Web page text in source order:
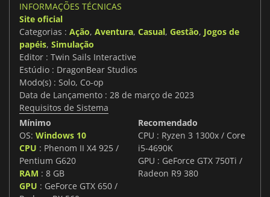
INFORMAÇÕES TÉCNICAS
Site oficial
Categorias : Ação, Aventura, Casual, Gestão, Jogos de
papéis, Simulação
Editor : Twin Sails Interactive
Estúdio : DragonBear Studios
Modo(s) : Solo, Co-op
Data de Lançamento : 28 de março de 2023
Requisitos de Sistema
Mínimo
OS: Windows 10
CPU : Phenom II X4 925 /
Pentium G620
RAM : 8 GB
GPU : GeForce GTX 650 /
Recomendado
CPU : Ryzen 3 1300x / Core
i5-4690K
GPU : GeForce GTX 750Ti /
Radeon R9 380